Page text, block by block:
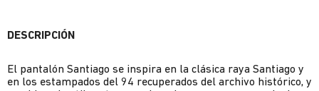
DESCRIPCIÓN
El pantalón Santiago se inspira en la clásica raya Santiago y
en los estampados del 94 recuperados del archivo histórico, y